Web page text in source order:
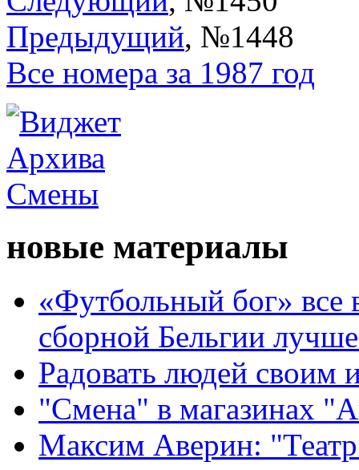
Предыдущий, №1448
Все номера за 1987 год
новые материалы
«Футбольный бог» все
сборной Бельгии
Радовать людей своим
"Смена" в магазинах
Максим Аверин: